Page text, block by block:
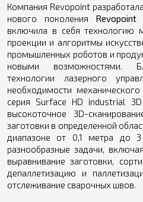
Компания Revopoint
нового поколения
включила в себя технологию
проекции и алгоритмы
промышленных роботов и
новыми возможностями.
технологии лазерного
необходимости
серия Surface HD industrial
высокоточное 3D-
заготовки в определенной
диапазоне от 0,1 метра до
разнообразные задачи,
выравнивание заготовки,
депаллетизацию и
отслеживание сварочных швов.